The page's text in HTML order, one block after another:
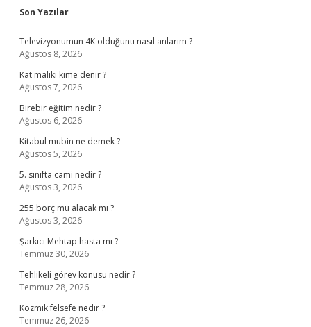
Sidebar
Son Yazılar
Televizyonumun 4K olduğunu nasıl anlarım ?
Ağustos 8, 2026
Kat maliki kime denir ?
Ağustos 7, 2026
Birebir eğitim nedir ?
Ağustos 6, 2026
Kitabul mubin ne demek ?
Ağustos 5, 2026
5. sınıfta cami nedir ?
Ağustos 3, 2026
255 borç mu alacak mı ?
Ağustos 3, 2026
Şarkıcı Mehtap hasta mı ?
Temmuz 30, 2026
Tehlikeli görev konusu nedir ?
Temmuz 28, 2026
Kozmik felsefe nedir ?
Temmuz 26, 2026